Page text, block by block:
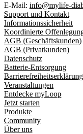
E-Mail: info@mylife-
Support und Kontakt
Informationssicherheit
Koordinierte
AGB (Geschäftskunden)
AGB (Privatkunden)
Datenschutz
Batterie-Entsorgung
Barrierefreiheitserklärung
Veranstaltungen
Entdecke myLoop
Jetzt starten
Produkte
Community
Über uns